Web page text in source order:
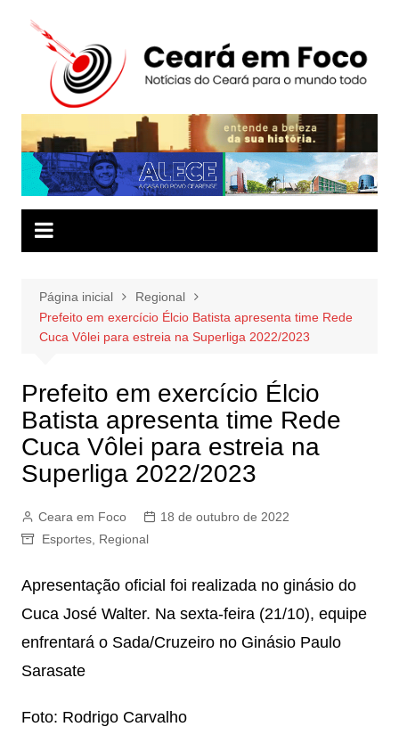
conteúdo
Página inicial
Regional
Prefeito em exercício Élcio Batista apresenta time Rede
Cuca Vôlei para estreia na Superliga 2022/2023
Prefeito em exercício Élcio
Batista apresenta time Rede
Cuca Vôlei para estreia na
Superliga 2022/2023
Ceara em Foco
18 de outubro de 2022
Esportes, Regional
Apresentação oficial foi realizada no ginásio do
Cuca José Walter. Na sexta-feira (21/10), equipe
enfrentará o Sada/Cruzeiro no Ginásio Paulo
Sarasate
Foto: Rodrigo Carvalho